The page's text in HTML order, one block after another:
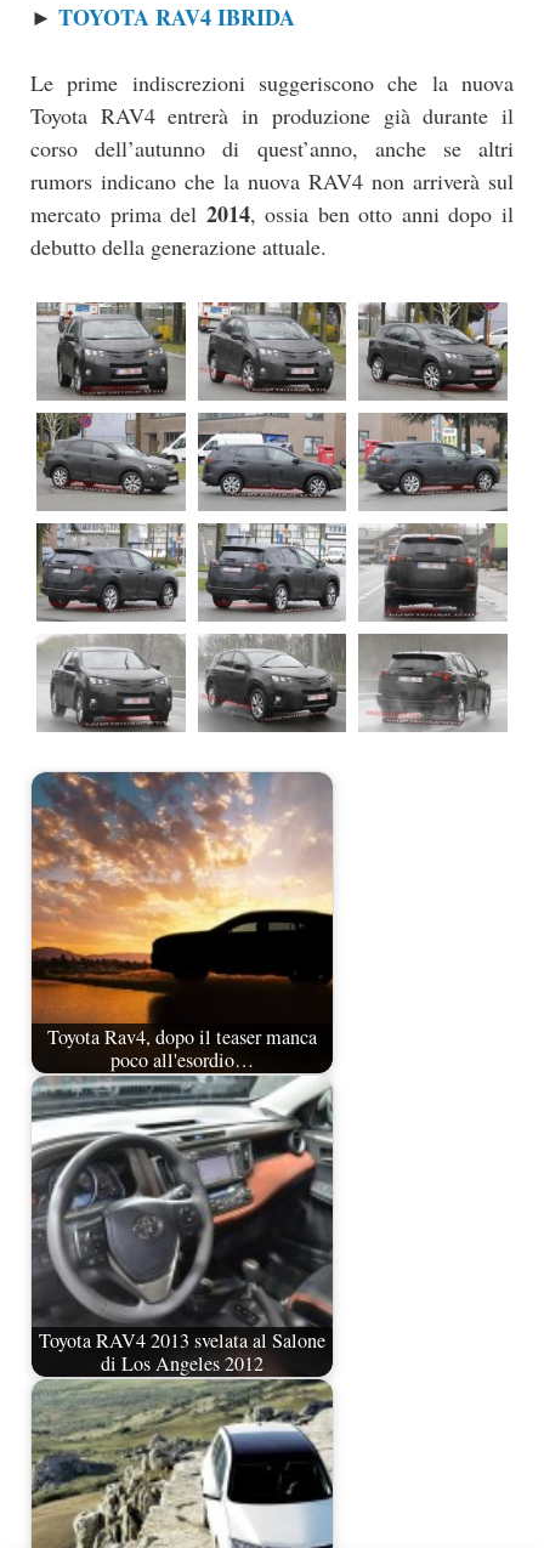
► TOYOTA RAV4 IBRIDA
Le prime indiscrezioni suggeriscono che la nuova
Toyota RAV4 entrerà in produzione già durante il
corso dell’autunno di quest’anno, anche se altri
rumors indicano che la nuova RAV4 non arriverà sul
mercato prima del 2014, ossia ben otto anni dopo il
debutto della generazione attuale.
Toyota Rav4, dopo il teaser manca
poco all'esordio…
Toyota RAV4 2013 svelata al Salone
di Los Angeles 2012